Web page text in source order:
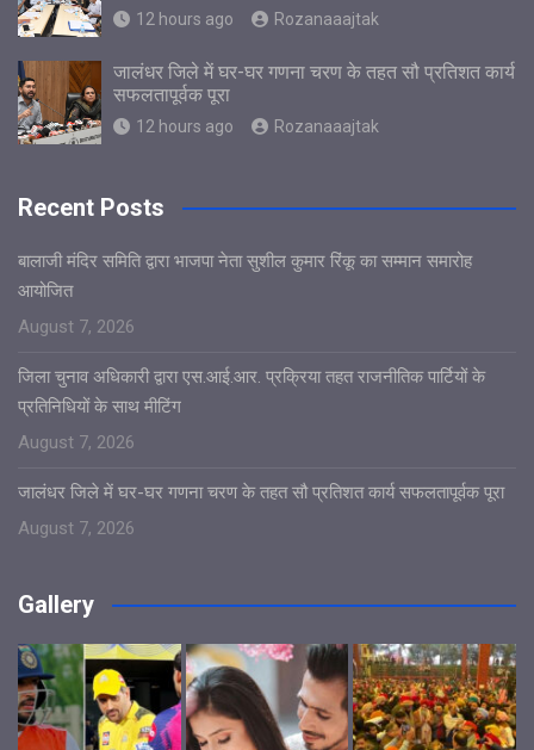
12 hours ago Rozanaaajtak
जालंधर जिले में घर-घर गणना चरण के तहत सौ प्रतिशत कार्य
सफलतापूर्वक पूरा
12 hours ago Rozanaaajtak
Recent Posts
बालाजी मंदिर समिति द्वारा भाजपा नेता सुशील कुमार रिंकू का सम्मान समारोह
आयोजित
August 7, 2026
जिला चुनाव अधिकारी द्वारा एस.आई.आर. प्रक्रिया तहत राजनीतिक पार्टियों के
प्रतिनिधियों के साथ मीटिंग
August 7, 2026
जालंधर जिले में घर-घर गणना चरण के तहत सौ प्रतिशत कार्य सफलतापूर्वक पूरा
August 7, 2026
Gallery